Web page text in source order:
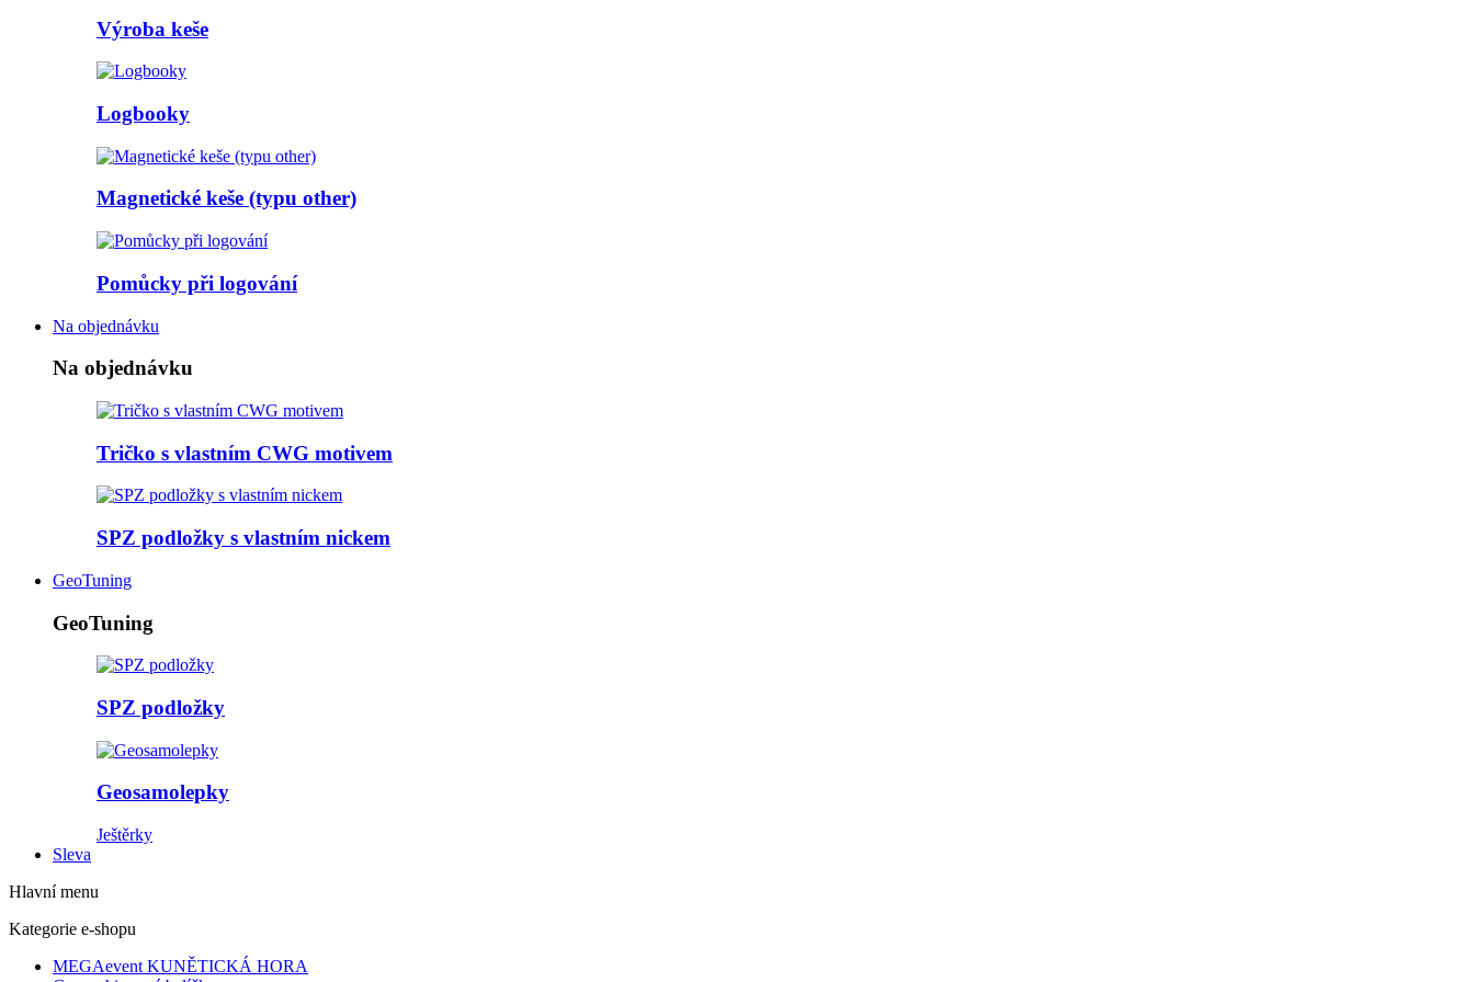
Výroba keše
Logbooky
Magnetické keše (typu other)
Pomůcky při logování
Na objednávku
Na objednávku
Tričko s vlastním CWG motivem
SPZ podložky s vlastním nickem
GeoTuning
GeoTuning
SPZ podložky
Geosamolepky
Ještěrky
Sleva
Hlavní menu
Kategorie e-shopu
MEGAevent KUNĚTICKÁ HORA